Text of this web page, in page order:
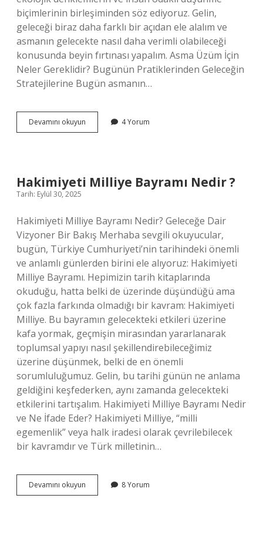
biçimlerinin birleşiminden söz ediyoruz. Gelin,
geleceği biraz daha farklı bir açıdan ele alalım ve
asmanın gelecekte nasıl daha verimli olabileceği
konusunda beyin fırtınası yapalım. Asma Üzüm İçin
Neler Gereklidir? Bugünün Pratiklerinden Geleceğin
Stratejilerine Bugün asmanın…
Devamını okuyun Asmanın
üzüm
?
4 Yorum
Hakimiyeti Milliye Bayramı Nedir ?
Tarih: Eylül 30, 2025
Hakimiyeti Milliye Bayramı Nedir? Geleceğe Dair
Vizyoner Bir Bakış Merhaba sevgili okuyucular,
bugün, Türkiye Cumhuriyeti’nin tarihindeki önemli
ve anlamlı günlerden birini ele alıyoruz: Hakimiyeti
Milliye Bayramı. Hepimizin tarih kitaplarında
okuduğu, hatta belki de üzerinde düşündüğü ama
çok fazla farkında olmadığı bir kavram: Hakimiyeti
Milliye. Bu bayramın gelecekteki etkileri üzerine
kafa yormak, geçmişin mirasından yararlanarak
toplumsal yapıyı nasıl şekillendirebileceğimiz
üzerine düşünmek, belki de en önemli
sorumluluğumuz. Gelin, bu tarihi günün ne anlama
geldiğini keşfederken, aynı zamanda gelecekteki
etkilerini tartışalım. Hakimiyeti Milliye Bayramı Nedir
ve Ne İfade Eder? Hakimiyeti Milliye, “milli
egemenlik” veya halk iradesi olarak çevrilebilecek
bir kavramdır ve Türk milletinin…
Devamını okuyun Hakimiyeti
Milliye
8 Yorum